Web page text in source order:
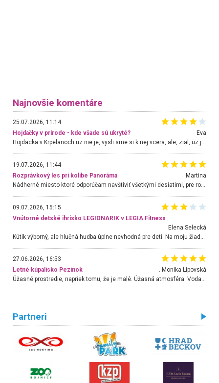
Najnovšie komentáre
25.07.2026, 11:14
Hojdačky v prírode - kde všade sú ukryté?
Eva
Hojdacka v Krpelanoch uz nie je, vysli sme si k nej vcera, ale, zial, uz je znicena. Ak sem planujete cestu len kvoli hojdacke, mozete si ju usetrit. Krasny vyhlad je tu vsak aj bez hojdacky :-)
19.07.2026, 11:44
Rozprávkový les pri kolibe Panoráma
Martina
Nádherné miesto ktoré odporúčam navštíviť všetkými desiatimi, pre rodiny s deťmi, dôchodcom... Proste a jednoducho ozaj rozprávkový les.. určite ešte prídeme. Odniesli sme si na pamiatku krásne tričká,
09.07.2026, 15:15
Vnútorné detské ihrisko LEGIONARIK v LEGIA Fitness
Elena Selecká
27.06.2026, 16:53
Letné kúpalisko Pezinok
. Monika Lipovská
Úžasné prostredie, napriek tomu, že je malé. Úžasná atmosféra. Voda fantastická a nádherná. Ľudí je pomerne veľa, ale su mili a ohľaduplní. Je veľmi zaujímavé sledovať, ako dokážu spolu športovať cudzí ľudia a bez ohľadu na vek. Vládne tu pohoda. Vnuka neviem dostať z vody. Ďakujem za krásny deň . Urcite sa sem vrátim. Jediný problém je s parkovaním, ale aj ten sa mi podarilo vyriešiť. Monika Bratislava
Partneri